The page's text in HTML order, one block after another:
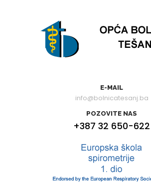
E-MAIL
info@bolnicatesanj.ba
POZOVITE NAS
+387 32 650-622